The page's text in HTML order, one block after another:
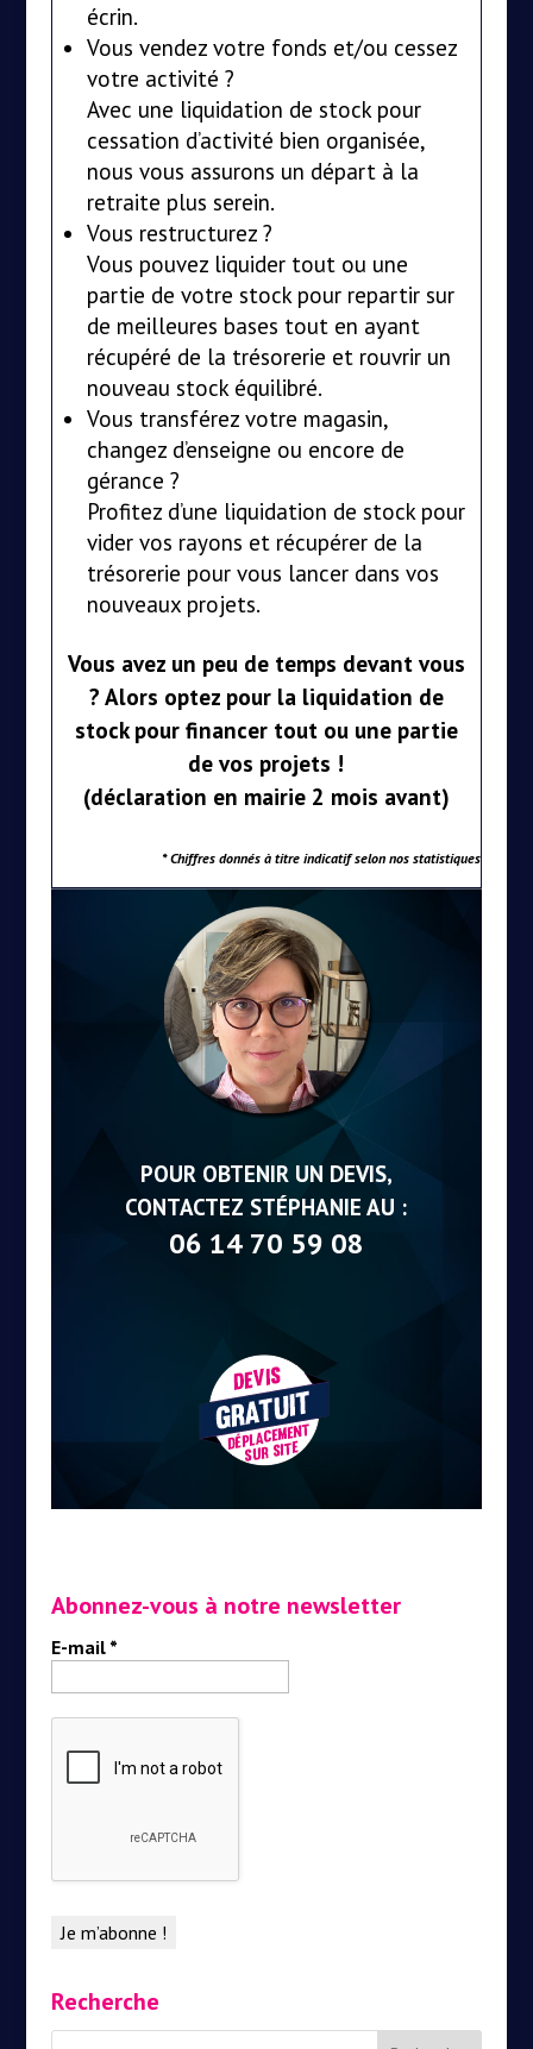
écrin.
Vous vendez votre fonds et/ou cessez
votre activité ?
Avec une liquidation de stock pour
cessation d’activité bien organisée,
nous vous assurons un départ à la
retraite plus serein.
Vous restructurez ?
Vous pouvez liquider tout ou une
partie de votre stock pour repartir sur
de meilleures bases tout en ayant
récupéré de la trésorerie et rouvrir un
nouveau stock équilibré.
Vous transférez votre magasin,
changez d’enseigne ou encore de
gérance ?
Profitez d’une liquidation de stock pour
vider vos rayons et récupérer de la
trésorerie pour vous lancer dans vos
nouveaux projets.
Vous avez un peu de temps devant vous
? Alors optez pour la liquidation de
stock pour financer tout ou une partie
de vos projets !
(déclaration en mairie 2 mois avant)
*Chiffres donnés à titre indicatif selon nos statistiques
POUR OBTENIR UN DEVIS,
CONTACTEZ STÉPHANIE AU :
06 14 70 59 08
Abonnez-vous à notre newsletter
E-mail *
Recherche